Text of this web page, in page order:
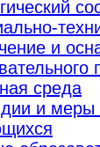
и
среда
и меры